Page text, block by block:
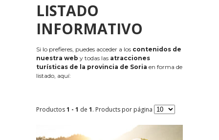
LISTADO
INFORMATIVO
Si lo prefieres, puedes acceder a los contenidos de
nuestra web y todas las atracciones
turísticas de la provincia de Soria en forma de
listado, aquí:
Productos1 - 1 de 1. Products por página